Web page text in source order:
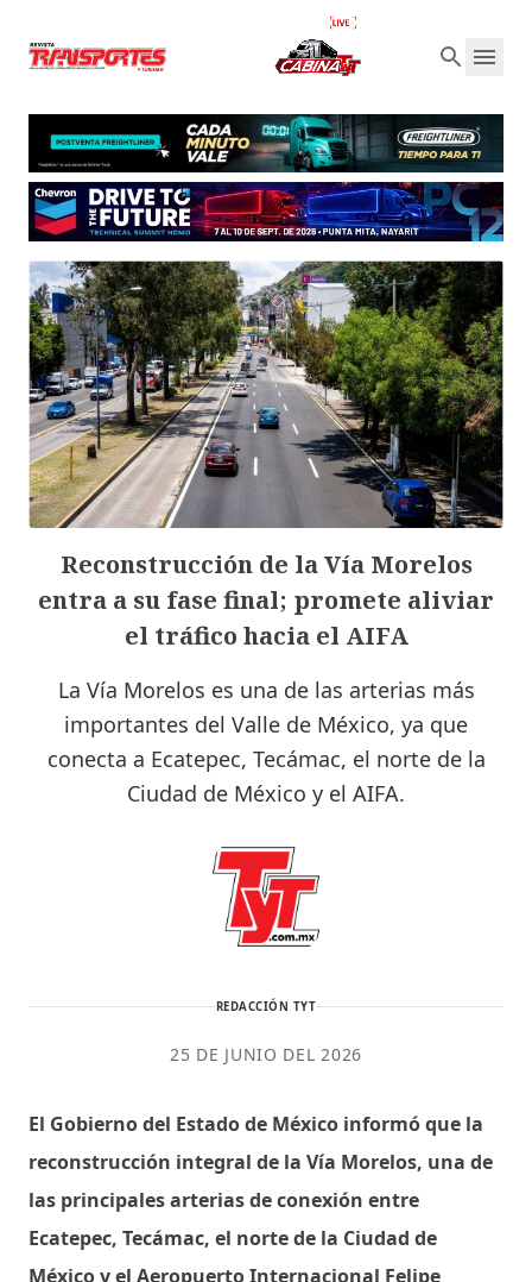
Reconstrucción de la Vía Morelos
entra a su fase final; promete aliviar
el tráfico hacia el AIFA
La Vía Morelos es una de las arterias más
importantes del Valle de México, ya que
conecta a Ecatepec, Tecámac, el norte de la
Ciudad de México y el AIFA.
REDACCIÓN TYT
25 DE JUNIO DEL 2026
El Gobierno del Estado de México informó que la
reconstrucción integral de la Vía Morelos, una de
las principales arterias de conexión entre
Ecatepec, Tecámac, el norte de la Ciudad de
México y el Aeropuerto Internacional Felipe